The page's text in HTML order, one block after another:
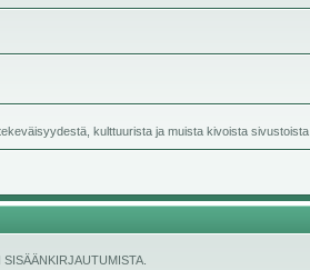
kulttuurista ja muista kivoista sivustoista